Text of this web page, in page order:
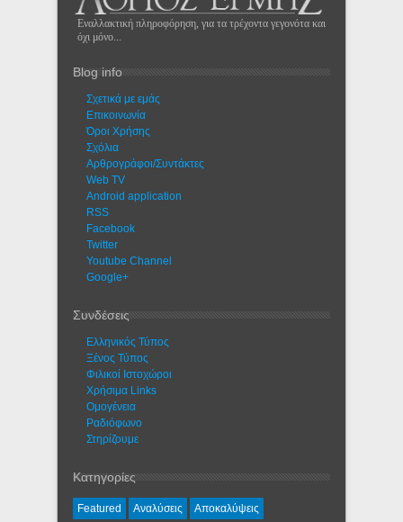
Εναλλακτική πληροφόρηση, για τα τρέχοντα γεγονότα και
όχι μόνο...
Blog info
Σχετικά με εμάς
Eπικοινωνία
Όροι Χρήσης
Σχόλια
Αρθρογράφοι/Συντάκτες
Web TV
Android application
RSS
Facebook
Twitter
Youtube Channel
Google+
Συνδέσεις
Ελληνικός Τύπος
Ξένος Τύπος
Φιλικοί Ιστοχώροι
Χρήσιμα Links
Ομογένεια
Ραδιόφωνο
Στηρίζουμε
Κατηγορίες
Featured Αναλύσεις Αποκαλύψεις